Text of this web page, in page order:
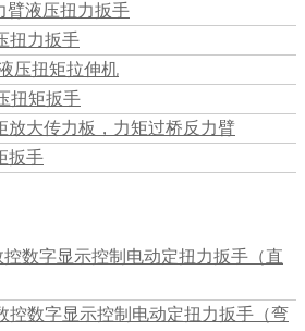
臂液压扭力扳手
扭力扳手
压扭矩拉伸机
扭矩扳手
放大传力板，力矩过桥反力臂
扳手
数字显示控制电动定扭力扳手（直
控数字显示控制电动定扭力扳手（弯